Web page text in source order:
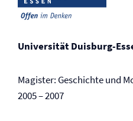
Universität Duisburg-
Magister: Geschichte und
2005 – 2007